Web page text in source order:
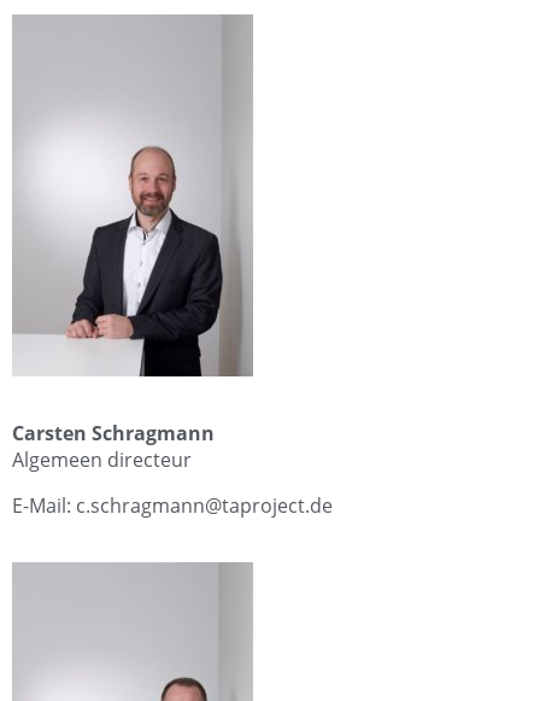
Carsten Schragmann
Algemeen directeur
E-Mail: c.schragmann@taproject.de